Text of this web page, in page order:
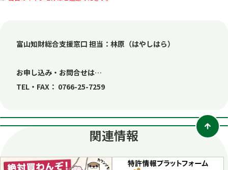
富山知財総合支援窓口 担当：林原（はやしはら）
お申し込み・お問合せは…
TEL・FAX： 0766-25-7259
関連情報